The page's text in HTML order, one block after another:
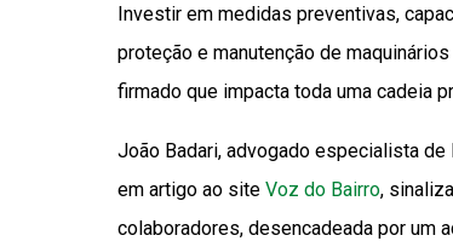
Investir em medidas preventivas,
proteção e manutenção de
firmado que impacta toda uma cadeia
João Badari, advogado especialista
em artigo ao site Voz do Bairro,
colaboradores, desencadeada por um